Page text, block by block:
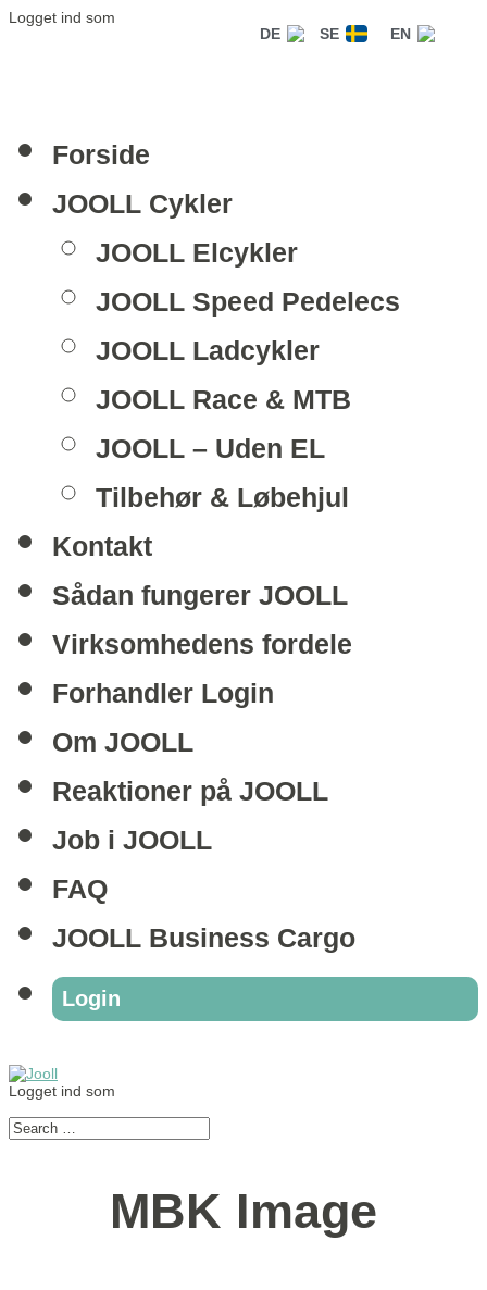
Logget ind som
Forside
JOOLL Cykler
JOOLL Elcykler
JOOLL Speed Pedelecs
JOOLL Ladcykler
JOOLL Race & MTB
JOOLL – Uden EL
Tilbehør & Løbehjul
Kontakt
Sådan fungerer JOOLL
Virksomhedens fordele
Forhandler Login
Om JOOLL
Reaktioner på JOOLL
Job i JOOLL
FAQ
JOOLL Business Cargo
Login
Logget ind som
DE SE EN
MBK Image